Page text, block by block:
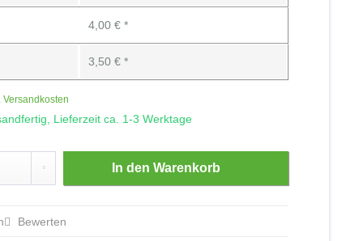
4,00 € *
3,50 € *
Versandkosten
Lieferzeit ca. 1-3 Werktage
In den Warenkorb
Bewerten